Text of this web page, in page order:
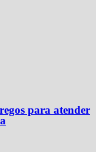
para atender